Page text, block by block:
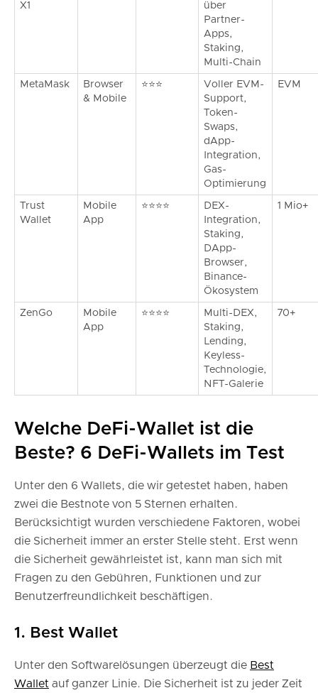
X1
über
Partner-
Apps,
Staking,
Multi-Chain
MetaMask
Browser
& Mobile
⭐⭐⭐
Voller EVM-
Support,
Token-
Swaps,
dApp-
Integration,
Gas-
Optimierung
EVM
Trust
Wallet
Mobile
App
⭐⭐⭐⭐
DEX-
Integration,
Staking,
DApp-
Browser,
Binance-
Ökosystem
1 Mio+
ZenGo
Mobile
App
⭐⭐⭐⭐
Multi-DEX,
Staking,
Lending,
Keyless-
Technologie,
NFT-Galerie
70+
Welche DeFi-Wallet ist die
Beste? 6 DeFi-Wallets im Test
Unter den 6 Wallets, die wir getestet haben, haben
zwei die Bestnote von 5 Sternen erhalten.
Berücksichtigt wurden verschiedene Faktoren, wobei
die Sicherheit immer an erster Stelle steht. Erst wenn
die Sicherheit gewährleistet ist, kann man sich mit
Fragen zu den Gebühren, Funktionen und zur
Benutzerfreundlichkeit beschäftigen.
1. Best Wallet
Unter den Softwarelösungen überzeugt die Best
Wallet auf ganzer Linie. Die Sicherheit ist zu jeder Zeit